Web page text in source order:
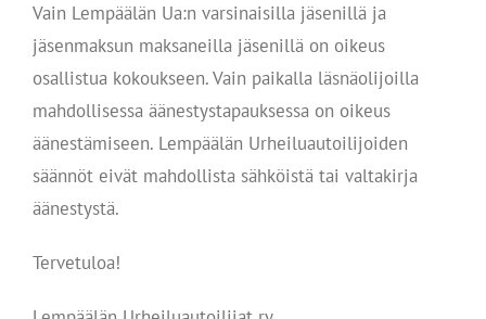
Vain Lempäälän Ua:n varsinaisilla jäsenillä ja
jäsenmaksun maksaneilla jäsenillä on oikeus
osallistua kokoukseen. Vain paikalla läsnäolijoilla
mahdollisessa äänestystapauksessa on oikeus
äänestämiseen. Lempäälän Urheiluautoilijoiden
säännöt eivät mahdollista sähköistä tai valtakirja
äänestystä.
Tervetuloa!